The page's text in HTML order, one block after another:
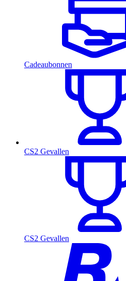
Cadeaubonnen
CS2 Gevallen
CS2 Gevallen